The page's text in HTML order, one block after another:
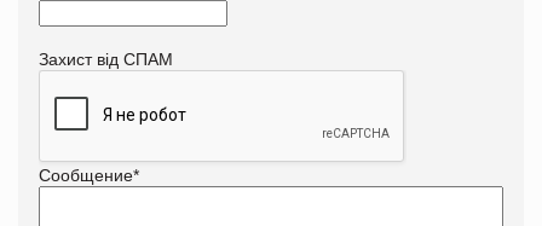
Захист від СПАМ
Сообщение*